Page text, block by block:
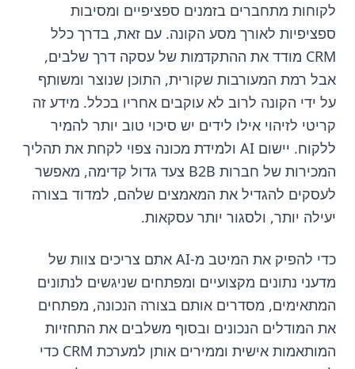
לקוחות מתחברים בזמנים ספציפיים ומסיבות
ספציפיות לאורך מסע הקונה. עם זאת, בדרך כלל
CRM מודד את ההתקדמות של עסקה דרך שלבים,
אבל רמת המעורבות שקורית, התוכן שנוצר ומשותף
על ידי הקונה לרוב לא עוקבים אחריו בכלל. מידע זה
קריטי לזיהוי אילו לידים יש סיכוי טוב יותר להמיר
ללקוח. יישום AI ולמידת מכונה צפוי לקחת את תהליך
המכירות של חברות B2B צעד גדול קדימה, מאפשר
לעסקים להגדיל את המאמצים שלהם, למדוד בצורה
יעילה יותר, ולסגור יותר עסקאות.
כדי להפיק את המיטב מ-AI אתם צריכים צוות של
מדעני נתונים מקצועיים ומפתחים שניגשים לנתונים
המתאימים, מסדרים אותם בצורה הנכונה, מפתחים
את המודלים הנכונים ובסוף משלבים את התחזיות
המותאמות אישית וממירים אותן למערכת CRM כדי